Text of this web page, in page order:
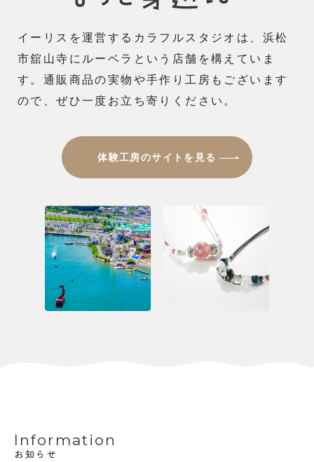
イーリスを運営するカラフルスタジオは、 浜松
市舘山寺にルーベラという店舗を構えていま
す。 通販商品の実物や手作り工房もございます
ので、ぜひ一度お立ち寄りください。
体験工房のサイトを見る
Information
お知らせ